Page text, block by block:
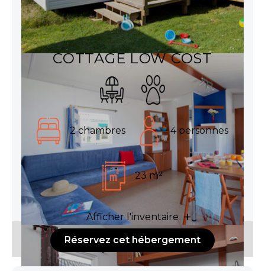
COTTAGE LOW COST
2 chambres 4 personnes
23 m²
Afficher l'inventaire
Réservez cet hébergement